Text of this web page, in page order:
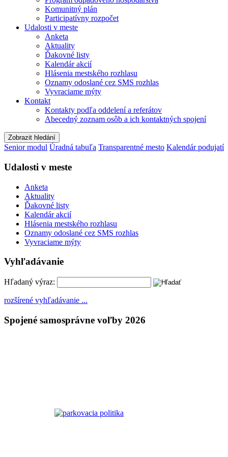
Komunitný plán
Participatívny rozpočet
Udalosti v meste
Anketa
Aktuality
Ďakovné listy
Kalendár akcií
Hlásenia mestského rozhlasu
Oznamy odoslané cez SMS rozhlas
Vyvraciame mýty
Kontakt
Kontakty podľa oddelení a referátov
Abecedný zoznam osôb a ich kontaktných spojení
Zobrazit hledání
Senior modul Úradná tabuľa Transparentné mesto Kalendár podujatí
Udalosti v meste
Anketa
Aktuality
Ďakovné listy
Kalendár akcií
Hlásenia mestského rozhlasu
Oznamy odoslané cez SMS rozhlas
Vyvraciame mýty
Vyhľadávanie
Hľadaný výraz:
rozšírené vyhľadávanie ...
Spojené samosprávne voľby 2026